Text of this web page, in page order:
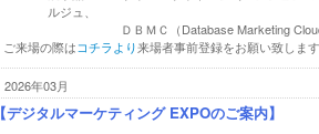
ルジュ、
ＤＢＭＣ（Database Marketing Cloud
ご来場の際はコチラより来場者事前登録をお願い致します
2026年03月
【デジタルマーケティング EXPOのご案内】